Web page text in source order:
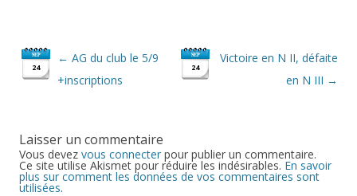
Navigation
des
articles
←
SEP
24
AG du club le 5/9
+inscriptions
SEP
24
Victoire en N II, défaite
en N III →
Laisser un commentaire
Vous devez vous connecter pour publier un commentaire.
Ce site utilise Akismet pour réduire les indésirables. En savoir
plus sur comment les données de vos commentaires sont
utilisées.